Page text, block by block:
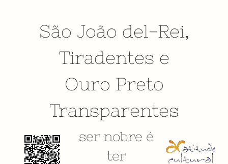
São João del-Rei,
Tiradentes e
Ouro Preto
Transparentes
ser nobre é
ter